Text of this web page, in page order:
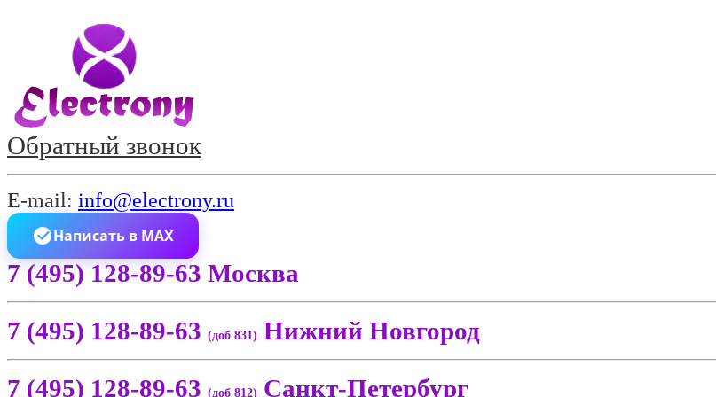
Обратный звонок
E-mail: info@electrony.ru
Написать в MAX
7 (495) 128-89-63 Москва
7 (495) 128-89-63 (доб 831) Нижний Новгород
7 (495) 128-89-63 (доб 812) Санкт-Петербург